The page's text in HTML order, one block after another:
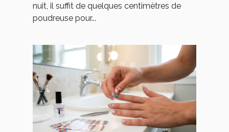
nuit, il suffit de quelques centimètres de
poudreuse pour...